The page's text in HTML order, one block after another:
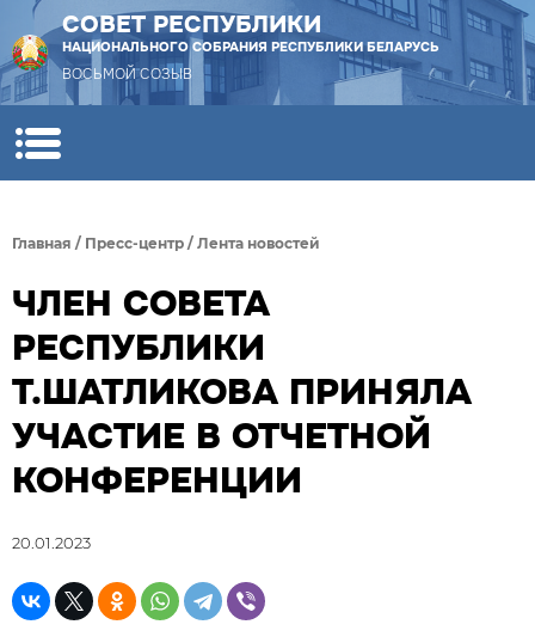
СОВЕТ РЕСПУБЛИКИ
НАЦИОНАЛЬНОГО СОБРАНИЯ РЕСПУБЛИКИ БЕЛАРУСЬ
ВОСЬМОЙ СОЗЫВ
Главная / Пресс-центр / Лента новостей
ЧЛЕН СОВЕТА
РЕСПУБЛИКИ
Т.ШАТЛИКОВА ПРИНЯЛА
УЧАСТИЕ В ОТЧЕТНОЙ
КОНФЕРЕНЦИИ
20.01.2023